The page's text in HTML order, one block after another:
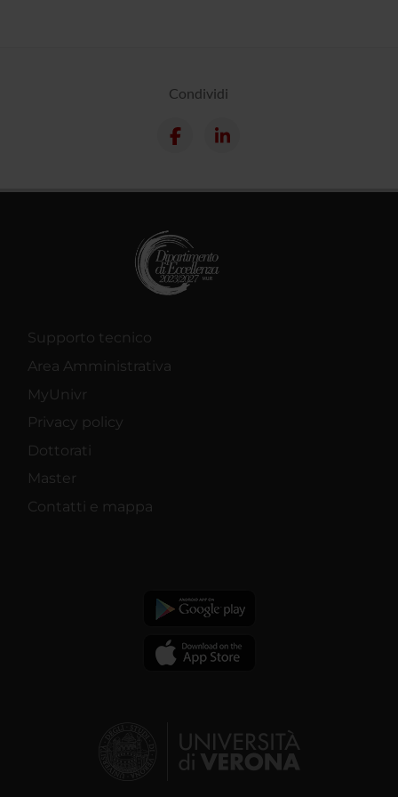
Condividi
Supporto tecnico
Area Amministrativa
MyUnivr
Privacy policy
Dottorati
Master
Contatti e mappa